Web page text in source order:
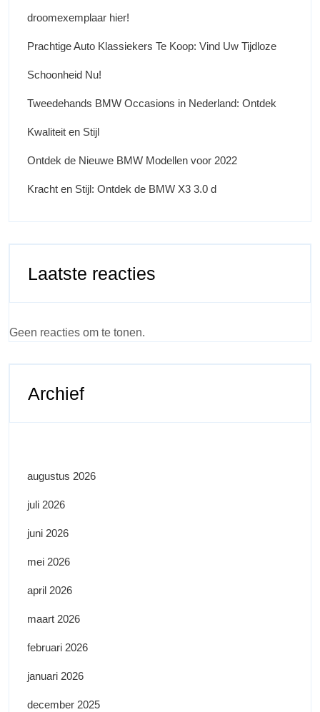
droomexemplaar hier!
Prachtige Auto Klassiekers Te Koop: Vind Uw Tijdloze
Schoonheid Nu!
Tweedehands BMW Occasions in Nederland: Ontdek
Kwaliteit en Stijl
Ontdek de Nieuwe BMW Modellen voor 2022
Kracht en Stijl: Ontdek de BMW X3 3.0 d
Laatste reacties
Geen reacties om te tonen.
Archief
augustus 2026
juli 2026
juni 2026
mei 2026
april 2026
maart 2026
februari 2026
januari 2026
december 2025